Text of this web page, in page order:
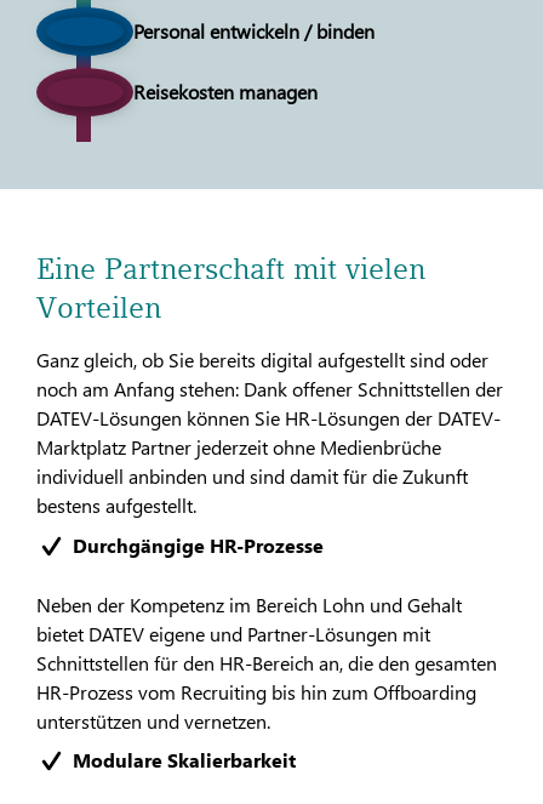
Personal entwickeln / binden
Reisekosten managen
Eine Partnerschaft mit vielen
Vorteilen
Ganz gleich, ob Sie bereits digital aufgestellt sind oder
noch am Anfang stehen: Dank offener Schnittstellen der
DATEV-Lösungen können Sie HR-Lösungen der DATEV-
Marktplatz Partner jederzeit ohne Medienbrüche
individuell anbinden und sind damit für die Zukunft
bestens aufgestellt.
Durchgängige HR-Prozesse
Neben der Kompetenz im Bereich Lohn und Gehalt
bietet DATEV eigene und Partner-Lösungen mit
Schnittstellen für den HR-Bereich an, die den gesamten
HR-Prozess vom Recruiting bis hin zum Offboarding
unterstützen und vernetzen.
Modulare Skalierbarkeit